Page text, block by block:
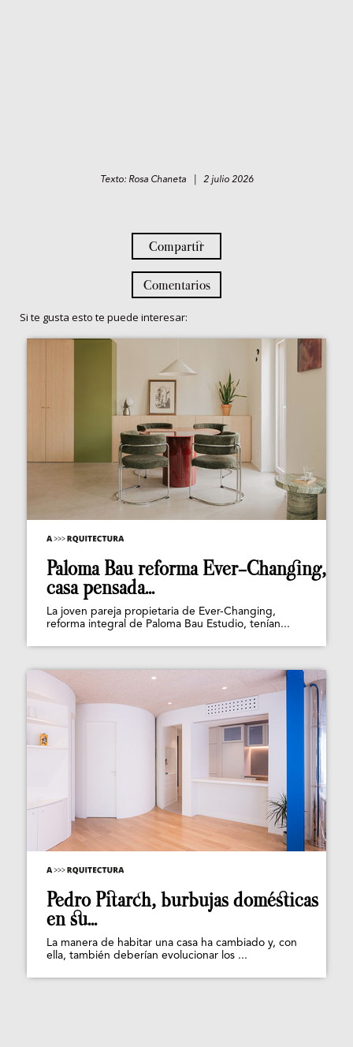
Texto: Rosa Chaneta | 2 julio 2026
Compartir
Comentarios
Si te gusta esto te puede interesar:
Paloma Bau reforma Ever-Changing,
casa pensada...
La joven pareja propietaria de Ever-Changing,
reforma integral de Paloma Bau Estudio, tenían...
Pedro Pitarch, burbujas domésticas
en su...
La manera de habitar una casa ha cambiado y, con
ella, también deberían evolucionar los ...